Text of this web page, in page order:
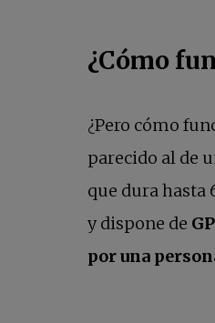
¿Cómo
¿Pero cómo
parecido al de
que dura hasta
y dispone de
por una